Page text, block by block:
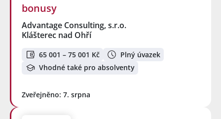
bonusy
Advantage Consulting, s.r.o.
Klášterec nad Ohří
65 001 – 75 001 Kč
Plný úvazek
Vhodné také pro absolventy
Zveřejněno: 7. srpna